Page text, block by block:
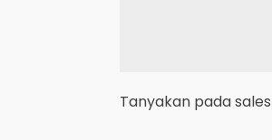
Tanyakan pada